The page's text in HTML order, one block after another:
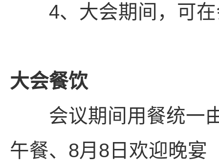
4、大会期间，可在
大会餐饮
会议期间用餐统一由
午餐、8月8日欢迎晚宴